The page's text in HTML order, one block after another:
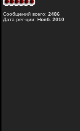
Сообщений всего: 2486
Дата рег-ции: Нояб. 2010